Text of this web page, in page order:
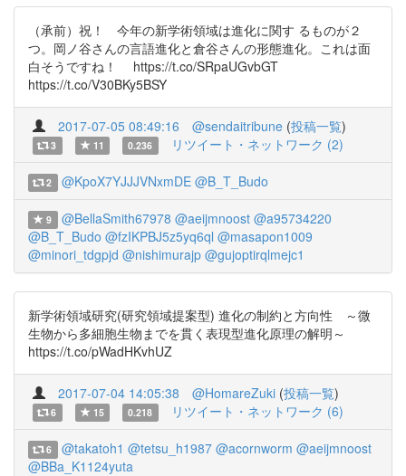
（承前）祝！ 今年の新学術領域は進化に関す るものが２
つ。岡ノ谷さんの言語進化と倉谷さんの形態進化。これは面
白そうですね！ https://t.co/SRpaUGvbGT
https://t.co/V30BKy5BSY
2017-07-05 08:49:16 @sendaitribune (投稿一覧)
3 11 0.236 リツイート・ネットワーク (2)
2 @KpoX7YJJJVNxmDE @B_T_Budo
9 @BellaSmith67978 @aeijmnoost @a95734220
@B_T_Budo @fzIKPBJ5z5yq6ql @masapon1009
@minori_tdgpjd @nishimurajp @gujoptirqlmejc1
新学術領域研究(研究領域提案型) 進化の制約と方向性 ～微
生物から多細胞生物までを貫く表現型進化原理の解明～
https://t.co/pWadHKvhUZ
2017-07-04 14:05:38 @HomareZuki (投稿一覧)
6 15 0.218 リツイート・ネットワーク (6)
6 @takatoh1 @tetsu_h1987 @acornworm @aeijmnoost
@BBa_K1124yuta